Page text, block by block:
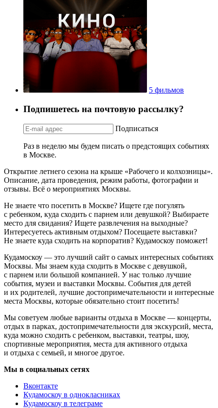
5 фильмов
Подпишетесь на почтовую рассылку?
Подписаться
Раз в неделю мы будем писать о предстоящих событиях
в Москве.
Открытие летнего сезона на крыше «Рабочего и колхозницы».
Описание, дата проведения, режим работы, фотографии и
отзывы. Всё о мероприятиях Москвы.
Не знаете что посетить в Москве? Ищете где погулять
с ребенком, куда сходить с парнем или девушкой? Выбираете
место для свидания? Ищете развлечения на выходные?
Интересуетесь активным отдыхом? Посещаете выставки?
Не знаете куда сходить на корпоратив? Кудамоскоу поможет!
Кудамоскоу — это лучший сайт о самых интересных событиях
Москвы. Мы знаем куда сходить в Москве с девушкой,
с парнем или большой компанией. У нас только лучшие
события, музеи и выставки Москвы. События для детей
и их родителей, лучшие достопримечательности и интересные
места Москвы, которые обязательно стоит посетить!
Мы советуем любые варианты отдыха в Москве — концерты,
отдых в парках, достопримечательности для экскурсий, места,
куда можно сходить с ребенком, выставки, театры, шоу,
спортивные мероприятия, места для активного отдыха
и отдыха с семьей, и многое другое.
Мы в социальных сетях
Вконтакте
Кудамоскоу в однокласниках
Кудамоскоу в телеграме